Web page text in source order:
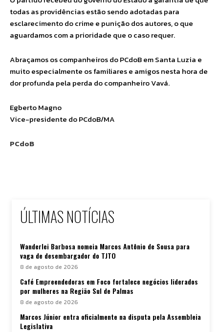
todas as providências estão sendo adotadas para
esclarecimento do crime e punição dos autores, o que
aguardamos com a prioridade que o caso requer.
Abraçamos os companheiros do PCdoB em Santa Luzia e
muito especialmente os familiares e amigos nesta hora de
dor profunda pela perda do companheiro Vavá.
Egberto Magno
Vice-presidente do PCdoB/MA
PCdoB
ÚLTIMAS NOTÍCIAS
Wanderlei Barbosa nomeia Marcos Antônio de Sousa para
vaga de desembargador do TJTO
8 de agosto de 2026
Café Empreendedoras em Foco fortalece negócios liderados
por mulheres na Região Sul de Palmas
8 de agosto de 2026
Marcos Júnior entra oficialmente na disputa pela Assembleia
Legislativa